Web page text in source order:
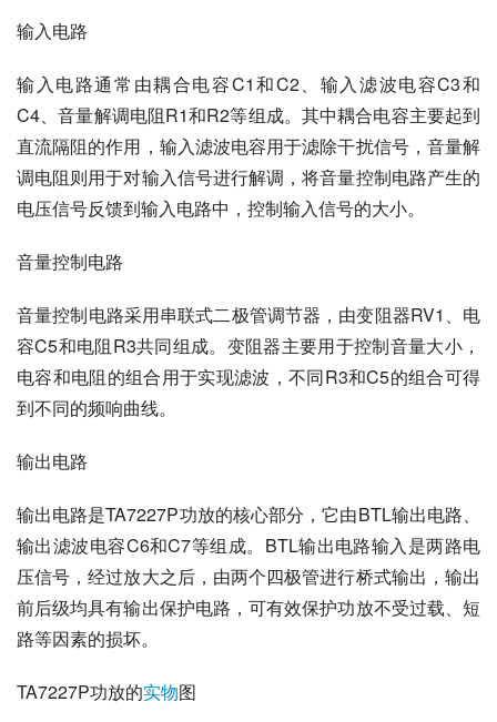
输入电路
输入电路通常由耦合电容C1和C2、输入滤波电容C3和
C4、音量解调电阻R1和R2等组成。其中耦合电容主要起到
直流隔阻的作用，输入滤波电容用于滤除干扰信号，音量解
调电阻则用于对输入信号进行解调，将音量控制电路产生的
电压信号反馈到输入电路中，控制输入信号的大小。
音量控制电路
音量控制电路采用串联式二极管调节器，由变阻器RV1、电
容C5和电阻R3共同组成。变阻器主要用于控制音量大小，
电容和电阻的组合用于实现滤波，不同R3和C5的组合可得
到不同的频响曲线。
输出电路
输出电路是TA7227P功放的核心部分，它由BTL输出电路、
输出滤波电容C6和C7等组成。BTL输出电路输入是两路电
压信号，经过放大之后，由两个四极管进行桥式输出，输出
前后级均具有输出保护电路，可有效保护功放不受过载、短
路等因素的损坏。
TA7227P功放的实物图